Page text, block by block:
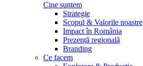
Cine suntem
Strategie
Scopul & Valorile noastre
Impact în România
Prezență regională
Branding
Ce facem